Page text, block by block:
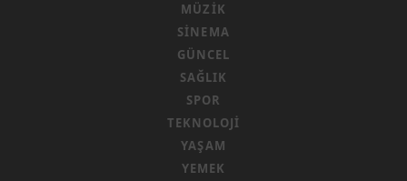
MÜZIK
SINEMA
GÜNCEL
SAĞLIK
SPOR
TEKNOLOJI
YAŞAM
YEMEK